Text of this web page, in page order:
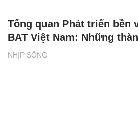
NHỊP SỐNG
Tổng quan Phát triển bền
BAT Việt Nam: Những